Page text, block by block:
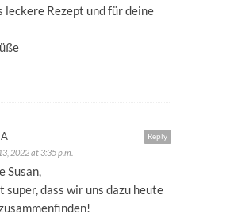
leckere Rezept und für deine
Reply
2022 at 3:35 p.m.
Susan,
super, dass wir uns dazu heute